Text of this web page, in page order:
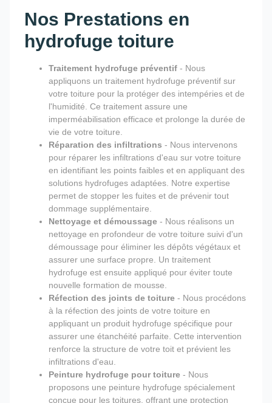
Nos Prestations en
hydrofuge toiture
Traitement hydrofuge préventif - Nous
appliquons un traitement hydrofuge préventif sur
votre toiture pour la protéger des intempéries et de
l'humidité. Ce traitement assure une
imperméabilisation efficace et prolonge la durée de
vie de votre toiture.
Réparation des infiltrations - Nous intervenons
pour réparer les infiltrations d'eau sur votre toiture
en identifiant les points faibles et en appliquant des
solutions hydrofuges adaptées. Notre expertise
permet de stopper les fuites et de prévenir tout
dommage supplémentaire.
Nettoyage et démoussage - Nous réalisons un
nettoyage en profondeur de votre toiture suivi d'un
démoussage pour éliminer les dépôts végétaux et
assurer une surface propre. Un traitement
hydrofuge est ensuite appliqué pour éviter toute
nouvelle formation de mousse.
Réfection des joints de toiture - Nous procédons
à la réfection des joints de votre toiture en
appliquant un produit hydrofuge spécifique pour
assurer une étanchéité parfaite. Cette intervention
renforce la structure de votre toit et prévient les
infiltrations d'eau.
Peinture hydrofuge pour toiture - Nous
proposons une peinture hydrofuge spécialement
conçue pour les toitures, offrant une protection